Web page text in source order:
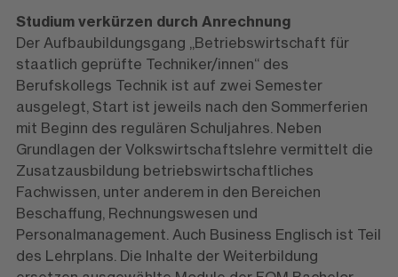
Studium verkürzen durch Anrechnung
Der Aufbaubildungsgang „Betriebswirtschaft für
staatlich geprüfte Techniker/innen“ des
Berufskollegs Technik ist auf zwei Semester
ausgelegt, Start ist jeweils nach den Sommerferien
mit Beginn des regulären Schuljahres. Neben
Grundlagen der Volkswirtschaftslehre vermittelt die
Zusatzausbildung betriebswirtschaftliches
Fachwissen, unter anderem in den Bereichen
Beschaffung, Rechnungswesen und
Personalmanagement. Auch Business Englisch ist Teil
des Lehrplans. Die Inhalte der Weiterbildung